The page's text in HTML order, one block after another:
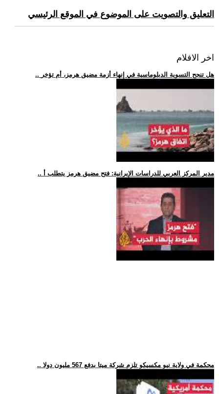
التعليق والتصويت على الموضوع في الموقع الرئيسي
اخر الافلام
.. هل تنجح التسوية الدبلوماسية في إنهاء أزمة مضيق هرمز، أم تؤخر
.. مدير المركز العربي للدراسات الإيرانية: فتح مضيق هرمز يتطلب أ
.. محكمة في ولاية نيو مكسيكو تلزم شركة ميتا بدفع 567 مليون دولا